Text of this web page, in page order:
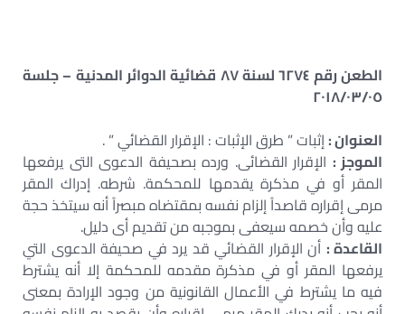
الطعن رقم ٦٢٧٤ لسنة ٨٧ قضائية الدوائر المدنية – جلسة
٢٠١٨/٠٣/٠٥
العنوان :إثبات ” طرق الإثبات : الإقرار القضائي ” .
الموجز : الإقرار القضائى. ورده بصحيفة الدعوى التى يرفعها
المقر أو في مذكرة يقدمها للمحكمة. شرطه. إدراك المقر
مرمى إقراره قاصداً إلزام نفسه بمقتضاه مبصراً أنه سيتخذ حجة
عليه وأن خصمه سيعفى بموجبه من تقديم أى دليل.
القاعدة : أن الإقرار القضائي قد يرد في صحيفة الدعوى التي
يرفعها المقر أو في مذكرة مقدمه للمحكمة إلا أنه يشترط
فيه ما يشترط في الأعمال القانونية من وجود الإرادة بمعنى